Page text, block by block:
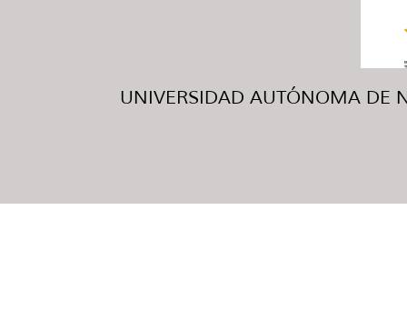
UNIVERSIDAD AUTÓNOMA DE